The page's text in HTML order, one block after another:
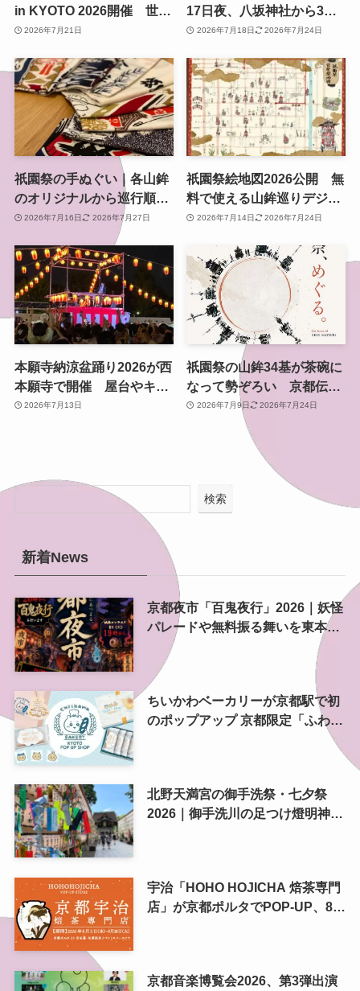
in KYOTO 2026開催 世界
のウイスキーが京都に集ま
2026年7月21日
17日夜、八坂神社から3基
の神輿が渡る祭りの中心と
2026年7月18日 2026年7月24日
祇園祭の手ぬぐい｜各山鉾
のオリジナルから巡行順手
ぬぐいまで、買える場所も
2026年7月16日 2026年7月27日
祇園祭絵地図2026公開 無
料で使える山鉾巡りデジタ
ルマップ【前祭・後祭対
2026年7月14日 2026年7月24日
本願寺納涼盆踊り2026が西
本願寺で開催 屋台やキッ
チンカーも並ぶ夏恒例イベ
2026年7月13日
祇園祭の山鉾34基が茶碗に
なって勢ぞろい 京都伝統
産業ミュージアムで無料展
示「祇園祭、めぐる。」開
2026年7月9日 2026年7月24日
検索
新着News
京都夜市「百鬼夜行」2026｜妖怪
パレードや無料振る舞いを東本願
寺前で開催
ちいかわベーカリーが京都駅で初
のポップアップ 京都限定「ふわふ
わおたべキャラメル」も、8月13
北野天満宮の御手洗祭・七夕祭
2026｜御手洗川の足つけ燈明神事
宇治「HOHO HOJICHA 焙茶専門
店」が京都ポルタでPOP-UP、8月
京都音楽博覧会2026、第3弾出演